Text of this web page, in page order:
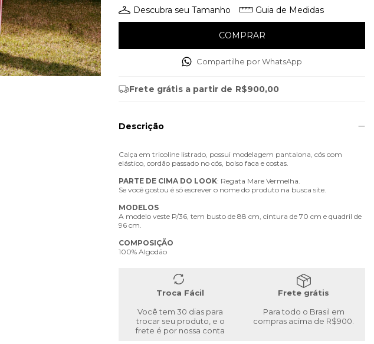
Descubra seu Tamanho Guia de Medidas
Compartilhe por WhatsApp
Frete grátis a partir de R$900,00
Descrição
Calça em tricoline listrado, possui modelagem pantalona, cós com
elástico, cordão passado no cós, bolso faca e costas.
PARTE DE CIMA DO LOOK: Regata Mare Vermelha.
Se você gostou é só escrever o nome do produto na busca site.
MODELOS
A modelo veste P/36, tem busto de 88 cm, cintura de 70 cm e quadril de
96 cm.
COMPOSIÇÃO
100% Algodão
Troca Fácil
Você tem 30 dias para
trocar seu produto, e o
frete é por nossa conta
Frete grátis
Para todo o Brasil em
compras acima de R$900.